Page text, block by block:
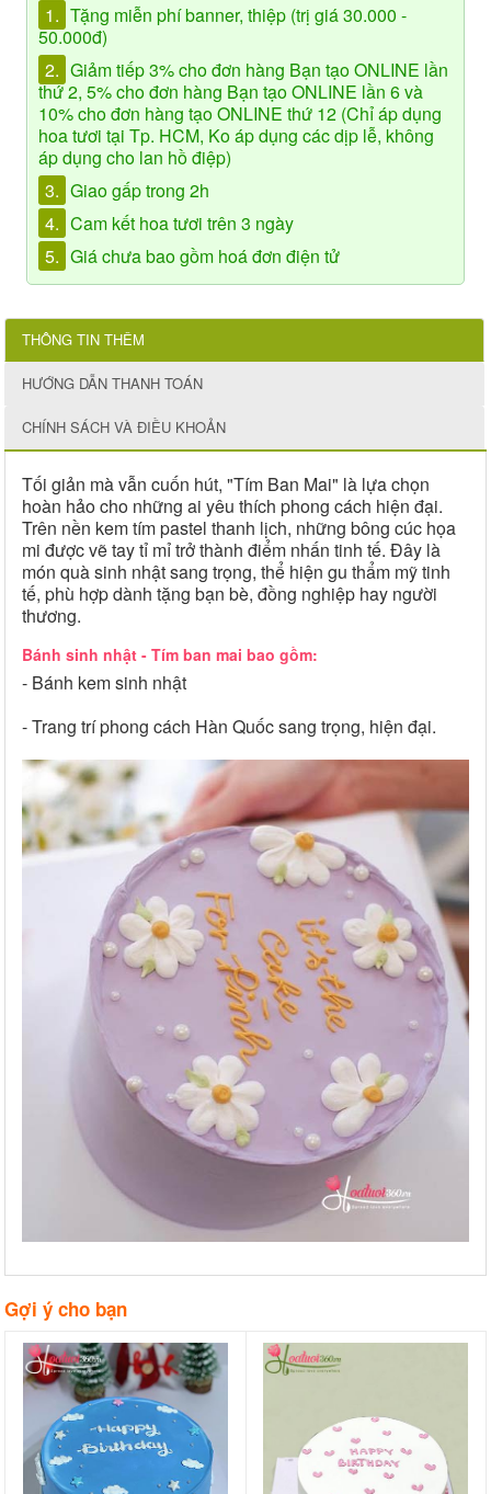
1. Tặng miễn phí banner, thiệp (trị giá 30.000 -
50.000đ)
2. Giảm tiếp 3% cho đơn hàng Bạn tạo ONLINE lần
thứ 2, 5% cho đơn hàng Bạn tạo ONLINE lần 6 và
10% cho đơn hàng tạo ONLINE thứ 12 (Chỉ áp dụng
hoa tươi tại Tp. HCM, Ko áp dụng các dịp lễ, không
áp dụng cho lan hồ điệp)
3. Giao gấp trong 2h
4. Cam kết hoa tươi trên 3 ngày
5. Giá chưa bao gồm hoá đơn điện tử
THÔNG TIN THÊM
HƯỚNG DẪN THANH TOÁN
CHÍNH SÁCH VÀ ĐIỀU KHOẢN
Tối giản mà vẫn cuốn hút, "Tím Ban Mai" là lựa chọn
hoàn hảo cho những ai yêu thích phong cách hiện đại.
Trên nền kem tím pastel thanh lịch, những bông cúc họa
mi được vẽ tay tỉ mỉ trở thành điểm nhấn tinh tế. Đây là
món quà sinh nhật sang trọng, thể hiện gu thẩm mỹ tinh
tế, phù hợp dành tặng bạn bè, đồng nghiệp hay người
thương.
Bánh sinh nhật - Tím ban mai bao gồm:
- Bánh kem sinh nhật
- Trang trí phong cách Hàn Quốc sang trọng, hiện đại.
Gợi ý cho bạn